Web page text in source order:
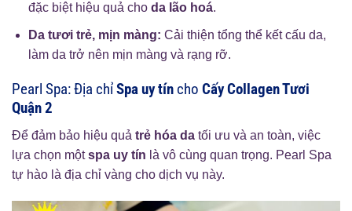
đặc biệt hiệu quả cho da lão hoá.
Da tươi trẻ, mịn màng: Cải thiện tổng thể kết cấu da,
làm da trở nên mịn màng và rạng rỡ.
Pearl Spa: Địa chỉSpa uy tín cho Cấy Collagen Tươi
Quận 2
Để đảm bảo hiệu quả trẻ hóa da tối ưu và an toàn, việc
lựa chọn mộtspa uy tín là vô cùng quan trọng. Pearl Spa
tự hào là địa chỉ vàng cho dịch vụ này.